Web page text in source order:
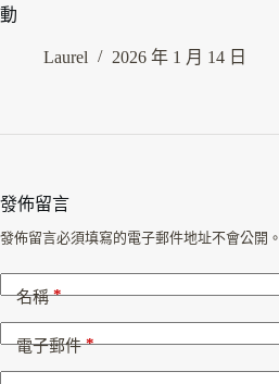
動
Laurel 2026 年 1 月 14 日
發佈留言
發佈留言必須填寫的電子郵件地址不會公開。
名稱*
電子郵件*